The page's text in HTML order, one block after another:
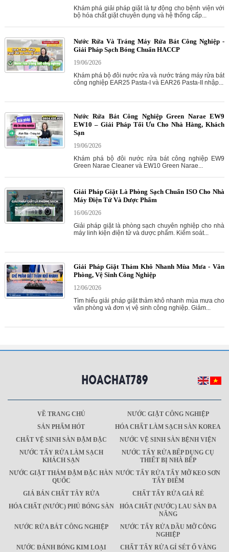
Khám phá giải pháp giặt là tự động cho bệnh viện với
bộ hóa chất giặt chuyên dụng và hệ thống cấp...
Nước Rửa Và Tráng Máy Rửa Bát Công Nghiệp -
Giải Pháp Sạch Bóng Chuẩn HACCP
19/06/2026
Khám phá bộ đôi nước rửa và nước tráng máy rửa bát
công nghiệp EAR25 Pasta-I và EAR26 Pasta-II nhập...
Nước Rửa Bát Công Nghiệp Green Narae EW9
EW10 – Giải Pháp Tối Ưu Cho Nhà Hàng, Khách
Sạn
19/06/2026
Khám phá bộ đôi nước rửa bát công nghiệp EW9
Green Narae Cleaner và EW10 Green Narae...
Giải Pháp Giặt Là Phòng Sạch Chuẩn ISO Cho Nhà
Máy Điện Tử Và Dược Phẩm
16/06/2026
Giải pháp giặt là phòng sạch chuyên nghiệp cho nhà
máy linh kiện điện tử và dược phẩm. Kiểm soát...
Giải Pháp Giặt Thảm Khô Nhanh Mùa Mưa - Văn
Phòng, Vệ Sinh Công Nghiệp
12/06/2026
Tìm hiểu giải pháp giặt thảm khô nhanh mùa mưa cho
văn phòng và đơn vị vệ sinh công nghiệp. Giảm...
VỀ TRANG CHỦ
NƯỚC GIẶT CÔNG NGHIỆP
SẢN PHẨM HÓT
HÓA CHẤT LÀM SẠCH SÀN KOREA
CHẤT VỆ SINH SÀN ĐẬM ĐẶC
NƯỚC VỆ SINH SÀN BỆNH VIỆN
NƯỚC TẨY RỬA LÀM SẠCH
KHÁCH SẠN
NƯỚC TẨY RỬA BẾP DỤNG CỤ
THIẾT BỊ NHÀ BẾP
NƯỚC GIẶT THẢM ĐẬM ĐẶC HÀN
QUỐC
NƯỚC TẨY RỬA TẨY MỠ KEO SƠN
TẨY ĐIỂM
GIÁ BÁN CHẤT TÂY RỬA
CHẤT TẨY RỬA GIÁ RẺ
HÓA CHẤT (NƯỚC) PHỦ BÓNG SÀN
HÓA CHẤT (NƯỚC) LAU SÀN ĐA
NĂNG
NƯỚC RỬA BÁT CÔNG NGHIỆP
NƯỚC TẨY RỬA DẦU MỠ CÔNG
NGHIỆP
NƯỚC ĐÁNH BÓNG KIM LOẠI
CHẤT TẨY RỬA GỈ SÉT Ố VÀNG